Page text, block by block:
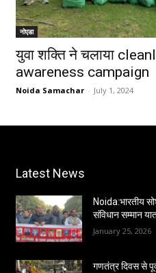
नोएडा
युवा शक्ति ने चलाया
awareness campaign
Noida Samachar - July 1, 2024
Latest News
Noida:भारतीय
संविधान सम्मान
January 25, 2026
गणतंत्र दिवस से